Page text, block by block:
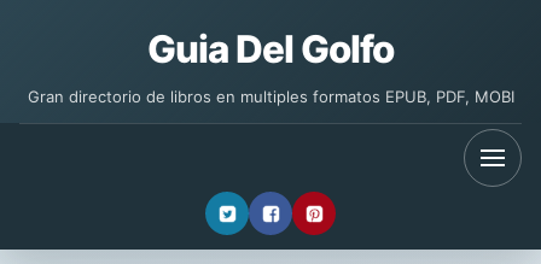
Guia Del Golfo
Gran directorio de libros en multiples formatos EPUB, PDF, MOBI